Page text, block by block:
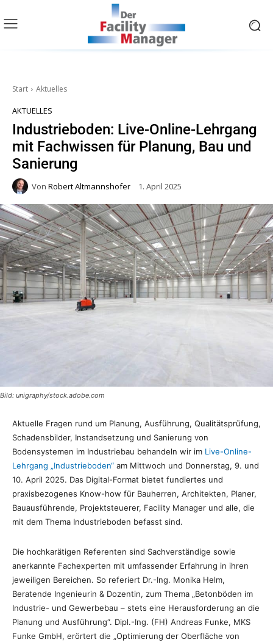
Start Aktuelles
AKTUELLES
Industrieboden: Live-Online-Lehrgang
mit Fachwissen für Planung, Bau und
Sanierung
Von Robert Altmannshofer 1. April 2025
Bild: unigraphy/stock.adobe.com
Aktuelle Fragen rund um Planung, Ausführung, Qualitätsprüfung,
Schadensbilder, Instandsetzung und Sanierung von
Bodensystemen im Industriebau behandeln wir im Live-Online-
Lehrgang „Industrieboden“ am Mittwoch und Donnerstag, 9. und
10. April 2025. Das Digital-Format bietet fundiertes und
praxisbezogenes Know-how für Bauherren, Architekten, Planer,
Bauausführende, Projektsteuerer, Facility Manager und alle, die
mit dem Thema Industrieboden befasst sind.
Die hochkarätigen Referenten sind Sachverständige sowie
anerkannte Fachexperten mit umfassender Erfahrung in ihren
jeweiligen Bereichen. So referiert Dr.-Ing. Monika Helm,
Beratende Ingenieurin & Dozentin, zum Thema „Betonböden im
Industrie- und Gewerbebau – stets eine Herausforderung an die
Planung und Ausführung“. Dipl.-Ing. (FH) Andreas Funke, MKS
Funke GmbH, erörtert die „Optimierung der Oberfläche von